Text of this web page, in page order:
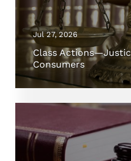
Jul 27, 2026
Class
Consumers